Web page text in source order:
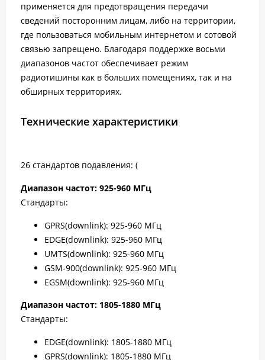
применяется для предотвращения передачи
сведений посторонним лицам, либо на территории,
где пользоваться мобильным интернетом и сотовой
связью запрещено. Благодаря поддержке восьми
диапазонов частот обеспечивает режим
радиотишины как в больших помещениях, так и на
обширных территориях.
Технические характеристики
26 стандартов подавления: (
Диапазон частот: 925-960 МГц
Стандарты:
GPRS(downlink): 925-960 МГц
EDGE(downlink): 925-960 МГц
UMTS(downlink): 925-960 МГц
GSM-900(downlink): 925-960 МГц
EGSM(downlink): 925-960 МГц
Диапазон частот: 1805-1880 МГц
Стандарты:
EDGE(downlink): 1805-1880 МГц
GPRS(downlink): 1805-1880 МГц